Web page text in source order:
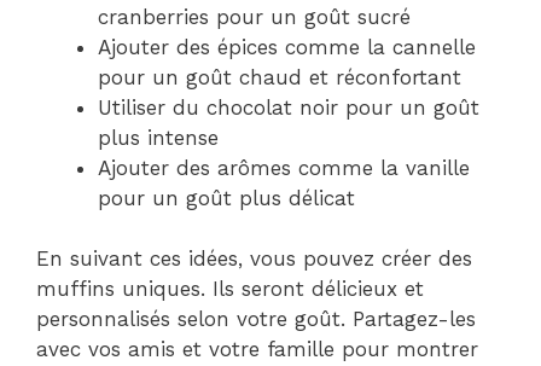
cranberries pour un goût sucré
Ajouter des épices comme la cannelle
pour un goût chaud et réconfortant
Utiliser du chocolat noir pour un goût
plus intense
Ajouter des arômes comme la vanille
pour un goût plus délicat
En suivant ces idées, vous pouvez créer des
muffins uniques. Ils seront délicieux et
personnalisés selon votre goût. Partagez-les
avec vos amis et votre famille pour montrer